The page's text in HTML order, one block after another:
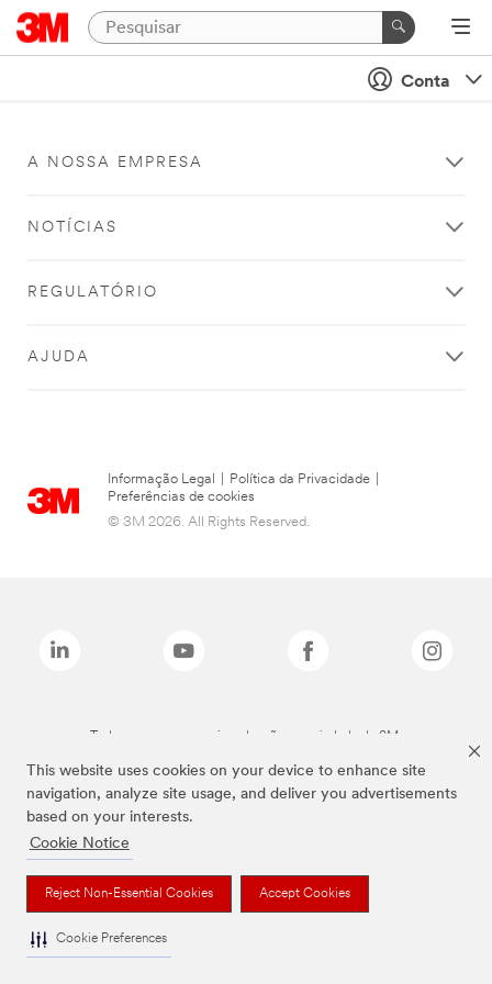
This website uses cookies on your device to enhance site
navigation, analyze site usage, and deliver you advertisements
based on your interests.
Cookie Notice
Reject Non-Essential Cookies Accept Cookies
Cookie Preferences
Conta
A NOSSA EMPRESA
NOTÍCIAS
REGULATÓRIO
AJUDA
Informação Legal Política da Privacidade
Preferências de cookies
© 3M 2026. All Rights Reserved.
Todas as marcas mencionadas são propriedade da 3M.